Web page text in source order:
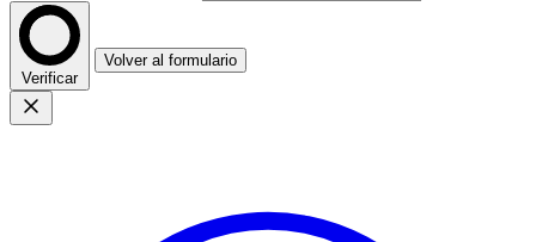
Verificar
Volver al formulario